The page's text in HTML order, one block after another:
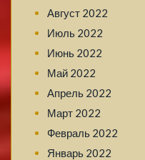
Август 2022
Июль 2022
Июнь 2022
Май 2022
Апрель 2022
Март 2022
Февраль 2022
Январь 2022